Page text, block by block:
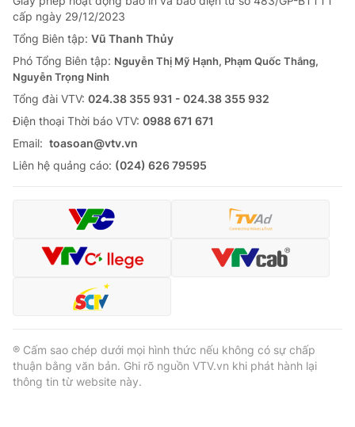
cấp ngày 29/12/2023
Tổng Biên tập: Vũ Thanh Thủy
Phó Tổng Biên tập: Nguyễn Thị Mỹ Hạnh, Phạm Quốc Thắng,
Nguyễn Trọng Ninh
Tổng đài VTV: 024.38 355 931 - 024.38 355 932
Ðiện thoại Thời báo VTV: 0988 671 671
Email: toasoan@vtv.vn
Liên hệ quảng cáo: (024) 626 79595
® Cấm sao chép dưới mọi hình thức nếu không có sự chấp
thuận bằng văn bản. Ghi rõ nguồn VTV.vn khi phát hành lại
thông tin từ website này.